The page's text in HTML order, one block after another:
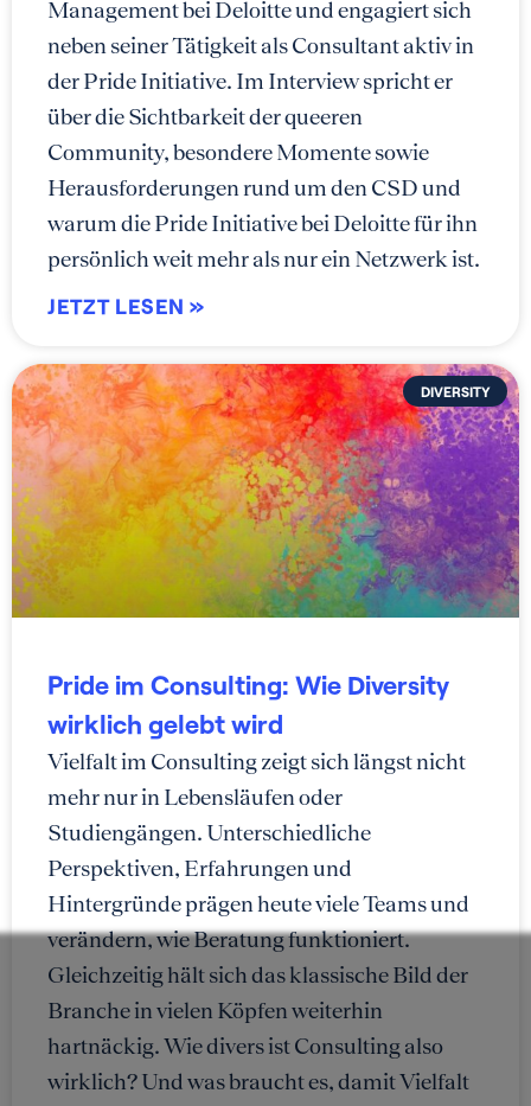
Management bei Deloitte und engagiert sich
neben seiner Tätigkeit als Consultant aktiv in
der Pride Initiative. Im Interview spricht er
über die Sichtbarkeit der queeren
Community, besondere Momente sowie
Herausforderungen rund um den CSD und
warum die Pride Initiative bei Deloitte für ihn
persönlich weit mehr als nur ein Netzwerk ist.
JETZT LESEN »
DIVERSITY
Pride im Consulting: Wie Diversity
wirklich gelebt wird
Vielfalt im Consulting zeigt sich längst nicht
mehr nur in Lebensläufen oder
Studiengängen. Unterschiedliche
Perspektiven, Erfahrungen und
Hintergründe prägen heute viele Teams und
verändern, wie Beratung funktioniert.
Gleichzeitig hält sich das klassische Bild der
Branche in vielen Köpfen weiterhin
hartnäckig. Wie divers ist Consulting also
wirklich? Und was braucht es, damit Vielfalt